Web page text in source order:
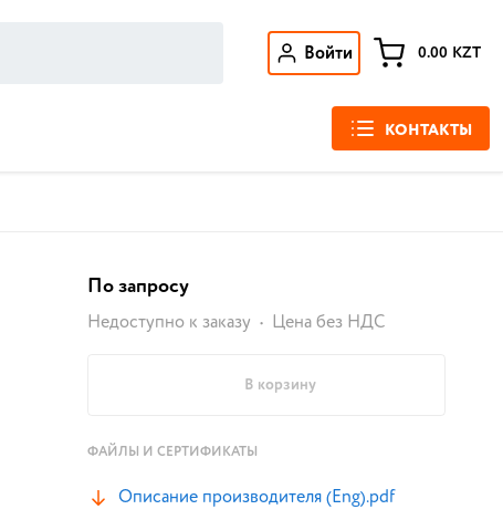
Войти 0.00 KZT
КОНТАКТЫ
По запросу
Недоступно к заказу Цена без НДС
В корзину
ФАЙЛЫ И СЕРТИФИКАТЫ
Описание производителя (Eng).pdf